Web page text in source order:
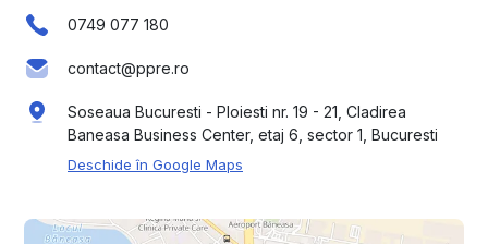
0749 077 180
contact@ppre.ro
Soseaua Bucuresti - Ploiesti nr. 19 - 21, Cladirea
Baneasa Business Center, etaj 6, sector 1, Bucuresti
Deschide în Google Maps